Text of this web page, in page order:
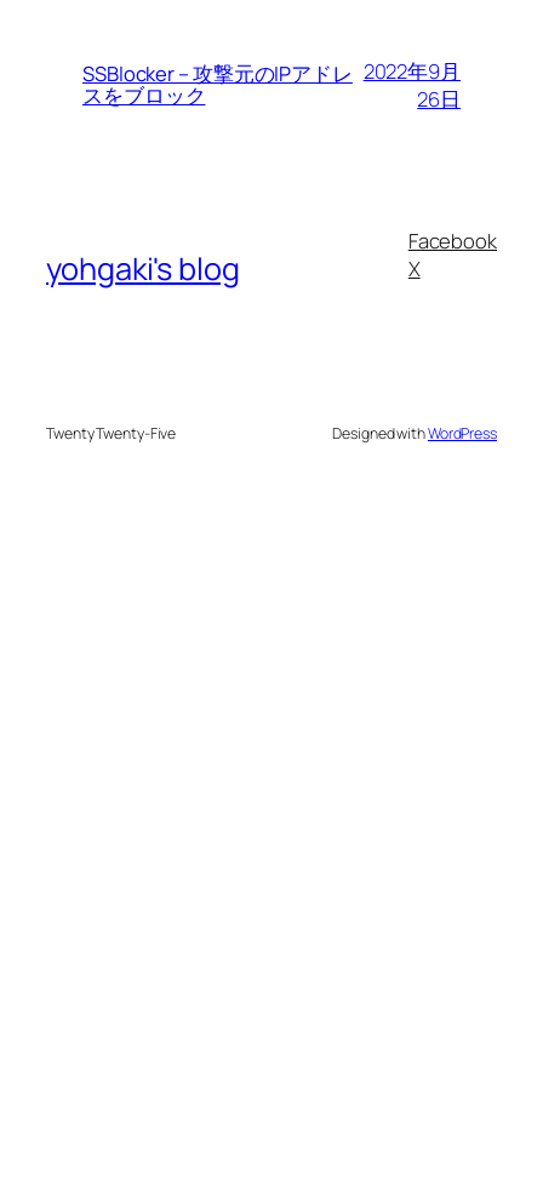
SSBlocker – 攻撃元のIPアドレ
スをブロック
2022年9月
26日
yohgaki's blog
Facebook
X
Twenty Twenty-Five Designed withWordPress